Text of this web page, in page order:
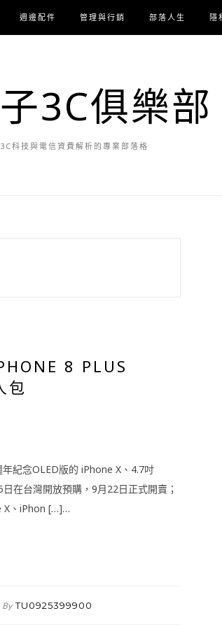
週邊配件 管理與行銷 部落人生 隱
3C俱樂部
科技與電信資費解析的專業部落格
8 PLUS
包
紀念OLED版的 iPhone X、4.7吋
在台灣開放預購，9月22日正式開賣；
X、iPhon […]…
By TU0925399900